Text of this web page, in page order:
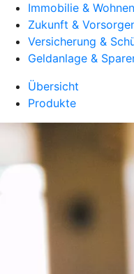
Immobilie & Wohnen
Zukunft &
Versicherung &
Geldanlage &
Übersicht
Produkte